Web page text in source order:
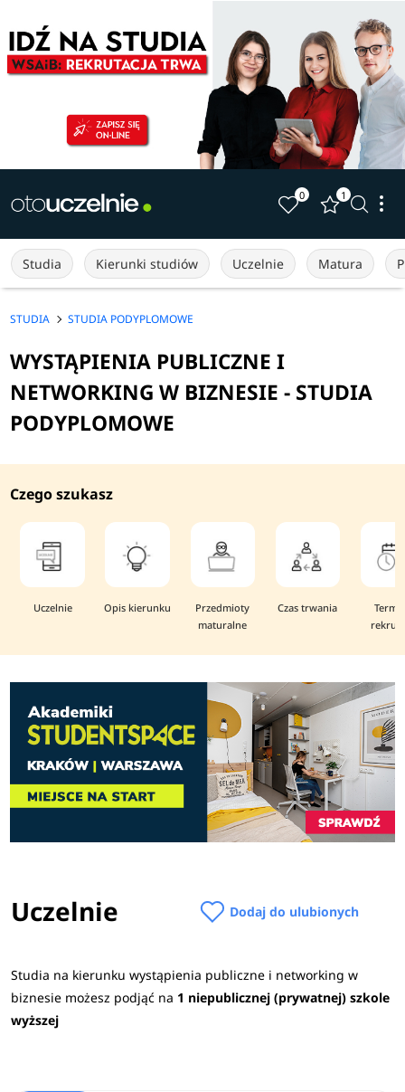
0 1
Studia Kierunki studiów Uczelnie Matura
STUDIA STUDIA PODYPLOMOWE
WYSTĄPIENIA PUBLICZNE I
NETWORKING W BIZNESIE - STUDIA
PODYPLOMOWE
Czego szukasz
Uczelnie Opis kierunku
Przedmioty
maturalne
Czas trwania
Uczelnie Dodaj do ulubionych
Studia na kierunku wystąpienia publiczne i networking w
biznesie możesz podjąć na 1 niepublicznej (prywatnej) szkole
wyższej